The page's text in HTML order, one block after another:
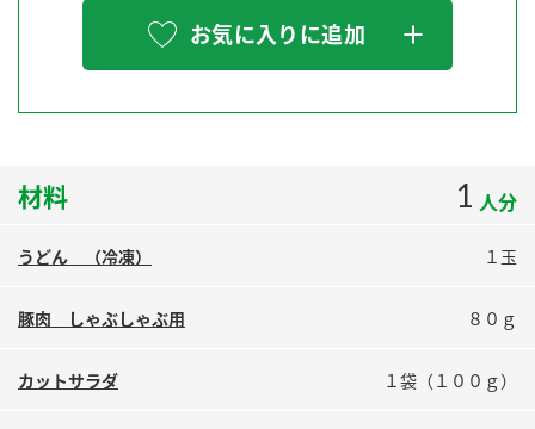
Fibee
スペシャルサイト
お酢を知ろう！
すしラボ
納豆の豆知識
ロングセラー商品 ＋ おすすめレシピ
よくあるご質問
ミツカン公式通販
お気に入りに追加
材料 1 人分
うどん （冷凍） １玉
豚肉 しゃぶしゃぶ用 ８０ｇ
カットサラダ １袋（１００ｇ）